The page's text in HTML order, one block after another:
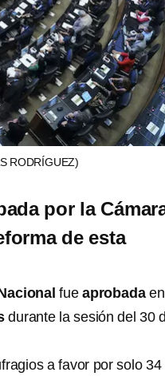
RODRÍGUEZ)
por la
de esta
fueaprobada
durante la sesión del 30
a favor por solo 34